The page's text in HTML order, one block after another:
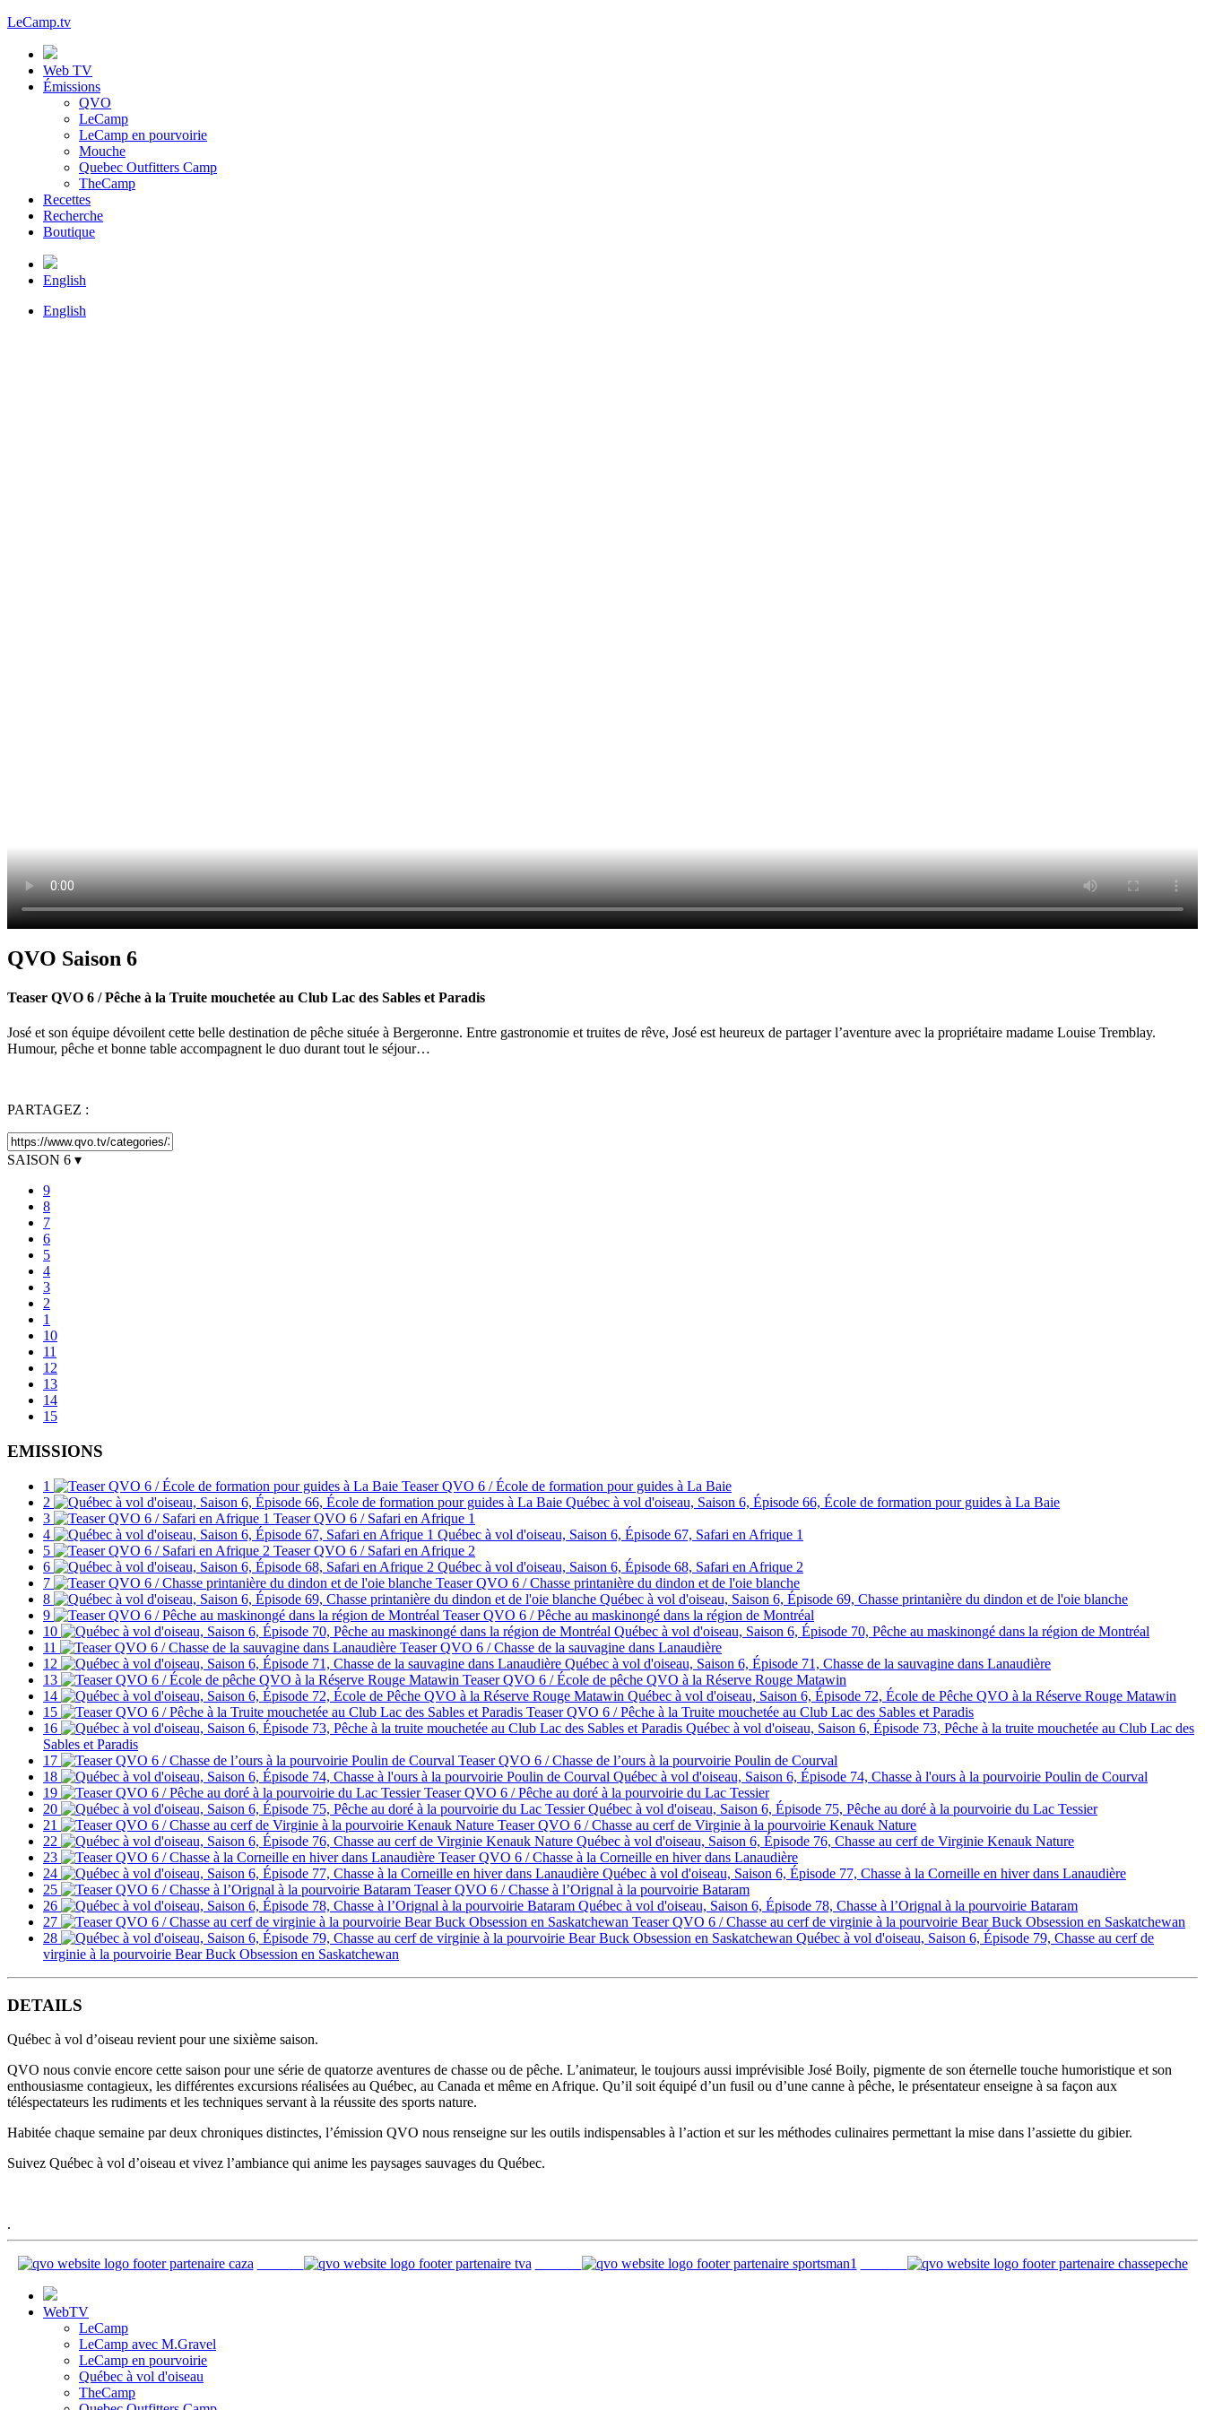
LeCamp.tv
Web TV
Émissions
QVO
LeCamp
LeCamp en pourvoirie
Mouche
Quebec Outfitters Camp
TheCamp
Recettes
Recherche
Boutique
English
English
QVO Saison 6
Teaser QVO 6 / Pêche à la Truite mouchetée au Club Lac des Sables et Paradis
José et son équipe dévoilent cette belle destination de pêche située à Bergeronne. Entre gastronomie et truites de rêve, José est heureux de partager l’aventure avec la propriétaire madame Louise Tremblay.
Humour, pêche et bonne table accompagnent le duo durant tout le séjour…
PARTAGEZ :
SAISON 6 ▾
9
8
7
6
5
4
3
2
1
10
11
12
13
14
15
EMISSIONS
1
Teaser QVO 6 / École de formation pour guides à La Baie
2
Québec à vol d'oiseau, Saison 6, Épisode 66, École de formation pour guides à La Baie
3
Teaser QVO 6 / Safari en Afrique 1
4
Québec à vol d'oiseau, Saison 6, Épisode 67, Safari en Afrique 1
5
Teaser QVO 6 / Safari en Afrique 2
6
Québec à vol d'oiseau, Saison 6, Épisode 68, Safari en Afrique 2
7
Teaser QVO 6 / Chasse printanière du dindon et de l'oie blanche
8
Québec à vol d'oiseau, Saison 6, Épisode 69, Chasse printanière du dindon et de l'oie blanche
9
Teaser QVO 6 / Pêche au maskinongé dans la région de Montréal
10
Québec à vol d'oiseau, Saison 6, Épisode 70, Pêche au maskinongé dans la région de Montréal
11
Teaser QVO 6 / Chasse de la sauvagine dans Lanaudière
12
Québec à vol d'oiseau, Saison 6, Épisode 71, Chasse de la sauvagine dans Lanaudière
13
Teaser QVO 6 / École de pêche QVO à la Réserve Rouge Matawin
14
Québec à vol d'oiseau, Saison 6, Épisode 72, École de Pêche QVO à la Réserve Rouge Matawin
15
Teaser QVO 6 / Pêche à la Truite mouchetée au Club Lac des Sables et Paradis
16
Québec à vol d'oiseau, Saison 6, Épisode 73, Pêche à la truite mouchetée au Club Lac des
Sables et Paradis
17
Teaser QVO 6 / Chasse de l’ours à la pourvoirie Poulin de Courval
18
Québec à vol d'oiseau, Saison 6, Épisode 74, Chasse à l'ours à la pourvoirie Poulin de Courval
19
Teaser QVO 6 / Pêche au doré à la pourvoirie du Lac Tessier
20
Québec à vol d'oiseau, Saison 6, Épisode 75, Pêche au doré à la pourvoirie du Lac Tessier
21
Teaser QVO 6 / Chasse au cerf de Virginie à la pourvoirie Kenauk Nature
22
Québec à vol d'oiseau, Saison 6, Épisode 76, Chasse au cerf de Virginie Kenauk Nature
23
Teaser QVO 6 / Chasse à la Corneille en hiver dans Lanaudière
24
Québec à vol d'oiseau, Saison 6, Épisode 77, Chasse à la Corneille en hiver dans Lanaudière
25
Teaser QVO 6 / Chasse à l’Orignal à la pourvoirie Bataram
26
Québec à vol d'oiseau, Saison 6, Épisode 78, Chasse à l’Orignal à la pourvoirie Bataram
27
Teaser QVO 6 / Chasse au cerf de virginie à la pourvoirie Bear Buck Obsession en Saskatchewan
28
Québec à vol d'oiseau, Saison 6, Épisode 79, Chasse au cerf de
virginie à la pourvoirie Bear Buck Obsession en Saskatchewan
DETAILS
Québec à vol d’oiseau revient pour une sixième saison.
QVO nous convie encore cette saison pour une série de quatorze aventures de chasse ou de pêche. L’animateur, le toujours aussi imprévisible José Boily, pigmente de son éternelle touche humoristique et son
enthousiasme contagieux, les différentes excursions réalisées au Québec, au Canada et même en Afrique. Qu’il soit équipé d’un fusil ou d’une canne à pêche, le présentateur enseigne à sa façon aux
téléspectateurs les rudiments et les techniques servant à la réussite des sports nature.
Habitée chaque semaine par deux chroniques distinctes, l’émission QVO nous renseigne sur les outils indispensables à l’action et sur les méthodes culinaires permettant la mise dans l’assiette du gibier.
Suivez Québec à vol d’oiseau et vivez l’ambiance qui anime les paysages sauvages du Québec.
.
WebTV
LeCamp
LeCamp avec M.Gravel
LeCamp en pourvoirie
Québec à vol d'oiseau
TheCamp